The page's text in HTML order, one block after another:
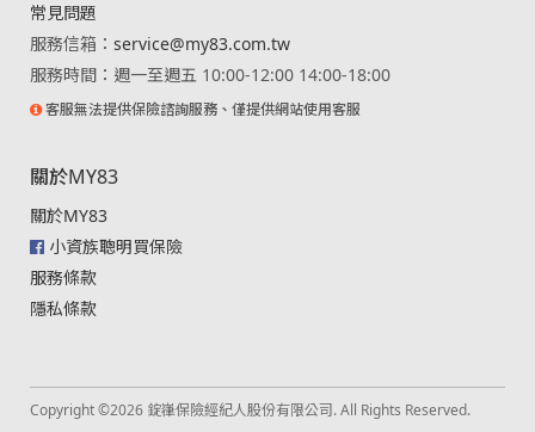
常見問題
服務信箱： service@my83.com.tw
服務時間：週一至週五 10:00-12:00 14:00-18:00
客服無法提供保險諮詢服務、僅提供網站使用客服
關於MY83
關於MY83
小資族聰明買保險
服務條款
隱私條款
Copyright ©2026 錠嵂保險經紀人股份有限公司. All Rights Reserved.